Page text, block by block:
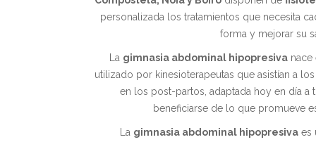
personalizada los tratamientos que necesita
forma y mejorar su
La gimnasia abdominal hipopresiva
utilizado por kinesioterapeutas que asistían a
en los post-partos, adaptada hoy en día
beneficiarse de lo que promueve
La gimnasia abdominal hipopresivaes